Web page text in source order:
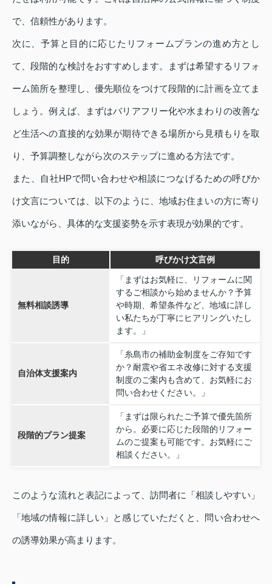
で、信頼性があります。
次に、予算と目的に応じたリフォームプランの進め方とし
て、段階的な検討をおすすめします。まずは希望するリフォ
ーム箇所を整理し、優先順位をつけて段階的に計画を立てま
しょう。例えば、まずはバリアフリー化や水まわりの改善な
ど生活への直接的な効果が期待できる場所から見積もりを取
り、予算調整しながら次のステップに進める方法です。
また、自社HPで問い合わせや相談につなげるための呼びか
け文言については、以下のように、地域お住まいの方に寄り
添いながら、具体的な支援姿勢を示す表現が効果的です。
目的 呼びかけ文言例
無料相談誘導
「まずはお気軽に、リフォームに関
するご相談から始めませんか？予算
や時期、希望条件など、地域に詳し
い私たちが丁寧にヒアリングいたし
ます。」
自治体支援案内
「糸島市の補助金制度をご存知です
か？耐震や省エネ改修に対する支援
制度のご案内も含めて、お気軽にお
問い合わせください。」
段階的プラン提案
「まずは限られたご予算で優先箇所
から。必要に応じた段階的リフォー
ムのご提案も可能です。お気軽にご
相談ください。」
このような流れと表記によって、訪問者に「相談しやすい」
「地域の情報に詳しい」と感じていただくと、問い合わせへ
の誘導効果が高まります。